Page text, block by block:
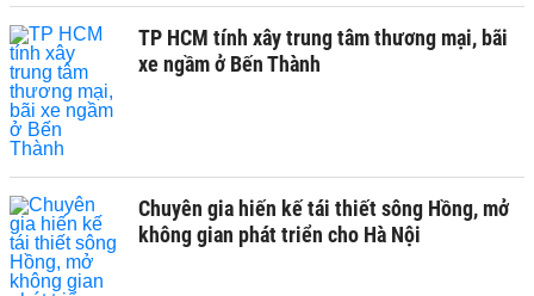
TP HCM tính xây trung tâm thương mại, bãi
xe ngầm ở Bến Thành
Chuyên gia hiến kế tái thiết sông Hồng, mở
không gian phát triển cho Hà Nội